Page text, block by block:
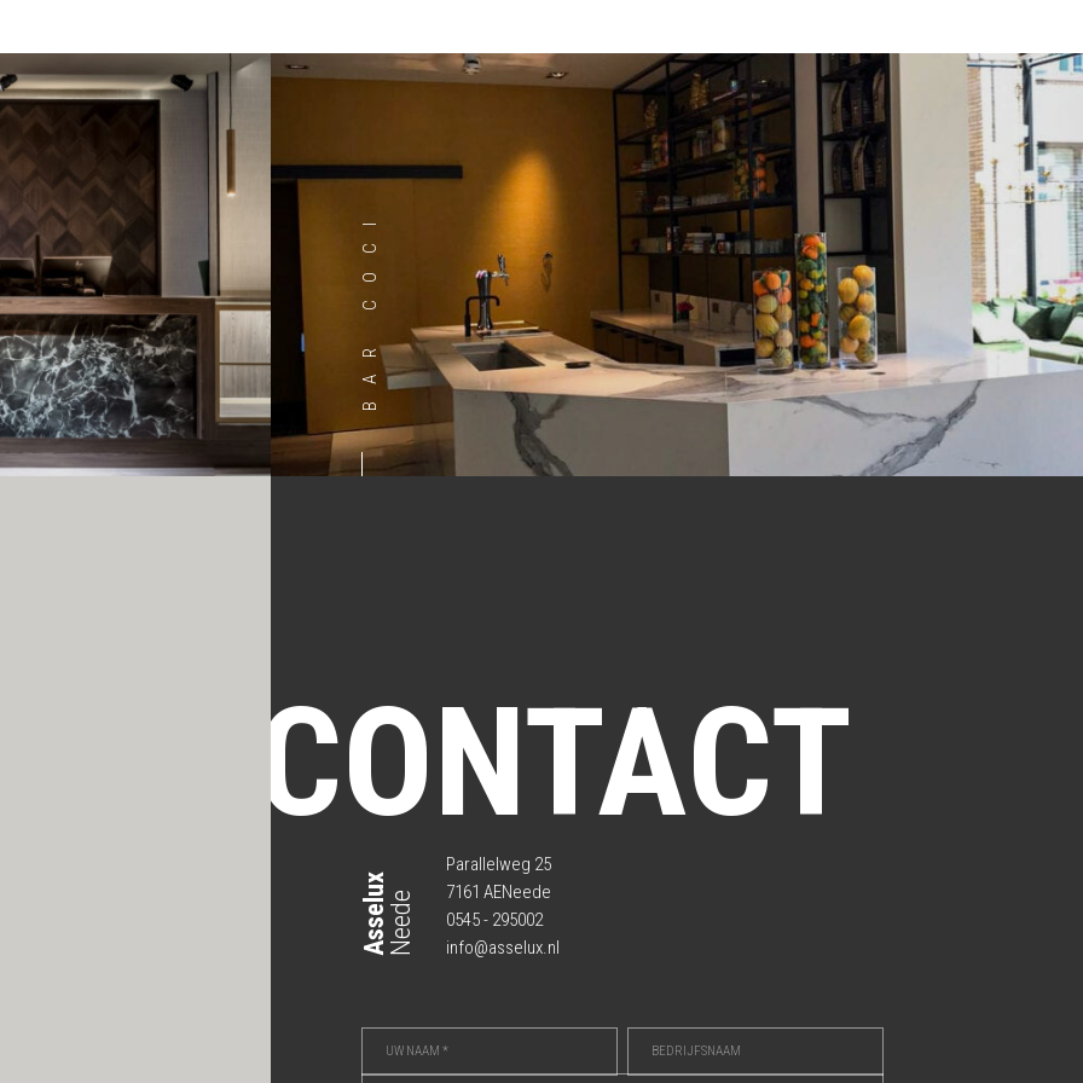
BAR COCI
CONTACT
Parallelweg 25
7161 AENeede
0545 - 295002
info@asselux.nl
AsseluxNeede